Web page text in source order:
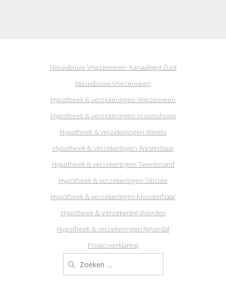
Nieuwbouw Vriezenveen- Kanaalweg Zuid
Nieuwbouw Vriezenveen
Hypotheek & verzekeringen Vriezenveen
Hypotheek & verzekeringen Vroomshoop
Hypotheek & verzekeringen Almelo
Hypotheek & verzekeringen Westerhaar
Hypotheek & verzekeringen Twenterand
Hypotheek & verzekeringen Sibculo
Hypotheek & verzekeringen Kloosterhaar
Hypotheek & Verzekering Wierden
Hypotheek & verzekeringen Nijverdal
Privacyverklaring
naar: